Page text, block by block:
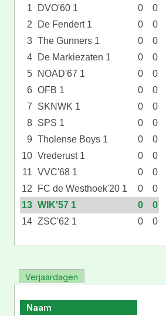
1 DVO'60 1 0
0
2
De Fendert 1 0
0
3 The Gunners 1 0
0
4
De Markiezaten 1 0
0
5
NOAD'67 1 0
0
6 OFB 1 0
0
7
SKNWK 1 0
0
8 SPS 1 0
0
9 Tholense Boys 1 0
0
10 Vrederust 1 0
0
11 VVC'68 1 0
0
12
FC de Westhoek'20 1 0
0
13 WIK'57 1 0
0
14 ZSC'62 1 0 0
Verjaardagen
Naam